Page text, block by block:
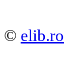
© elib.ro